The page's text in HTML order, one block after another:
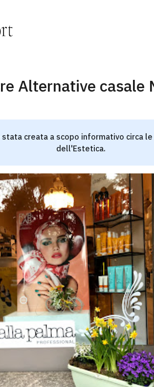
Alternative casale
stata creata a scopo informativo circa
dell'Estetica.